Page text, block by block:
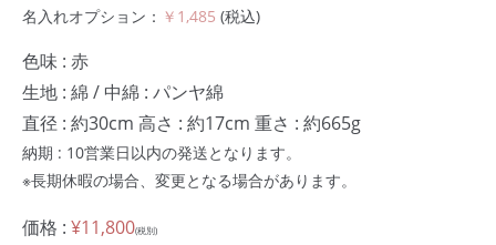
名入れオプション： ￥1,485 (税込)
色味 : 赤
生地 : 綿 / 中綿 : パンヤ綿
直径 : 約30cm 高さ : 約17cm 重さ : 約665g
納期 : 10営業日以内の発送となります。
※長期休暇の場合、変更となる場合があります。
価格 : ¥11,800(税別)